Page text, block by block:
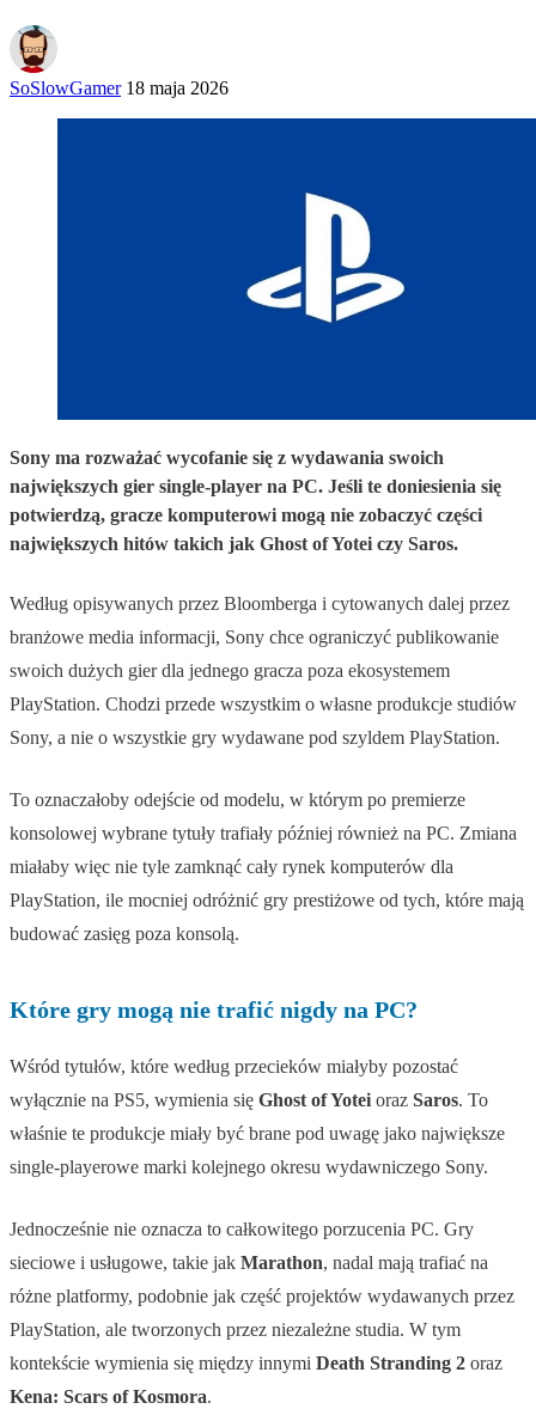
SoSlowGamer 18 maja 2026
Sony ma rozważać wycofanie się z wydawania swoich
największych gier single-player na PC. Jeśli te doniesienia się
potwierdzą, gracze komputerowi mogą nie zobaczyć części
największych hitów takich jak Ghost of Yotei czy Saros.
Według opisywanych przez Bloomberga i cytowanych dalej przez
branżowe media informacji, Sony chce ograniczyć publikowanie
swoich dużych gier dla jednego gracza poza ekosystemem
PlayStation. Chodzi przede wszystkim o własne produkcje studiów
Sony, a nie o wszystkie gry wydawane pod szyldem PlayStation.
To oznaczałoby odejście od modelu, w którym po premierze
konsolowej wybrane tytuły trafiały później również na PC. Zmiana
miałaby więc nie tyle zamknąć cały rynek komputerów dla
PlayStation, ile mocniej odróżnić gry prestiżowe od tych, które mają
budować zasięg poza konsolą.
Które gry mogą nie trafić nigdy na PC?
Wśród tytułów, które według przecieków miałyby pozostać
wyłącznie na PS5, wymienia się Ghost of Yotei oraz Saros. To
właśnie te produkcje miały być brane pod uwagę jako największe
single-playerowe marki kolejnego okresu wydawniczego Sony.
Jednocześnie nie oznacza to całkowitego porzucenia PC. Gry
sieciowe i usługowe, takie jak Marathon, nadal mają trafiać na
różne platformy, podobnie jak część projektów wydawanych przez
PlayStation, ale tworzonych przez niezależne studia. W tym
kontekście wymienia się między innymi Death Stranding 2 oraz
Kena: Scars of Kosmora.